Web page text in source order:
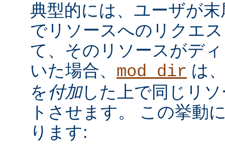
典型的には、ユーザが
でリソースへのリクエ
て、そのリソースがデ
いた場合、 mod_dir は
を付加した上で同じリ
トさせます。 この挙動
ります: